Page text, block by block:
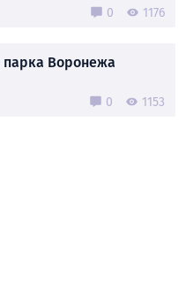
0 1176
парка Воронежа
0 1153